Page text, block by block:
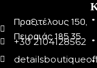
Πραξιτέλους 150,
Πειραιάς 185 35
+30 2104128562